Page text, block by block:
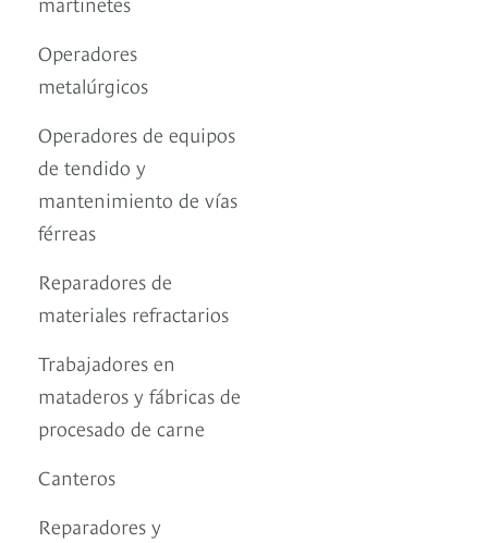
Operadores
metalúrgicos
Operadores de equipos
de tendido y
mantenimiento de vías
férreas
Reparadores de
materiales refractarios
Trabajadores en
mataderos y fábricas de
procesado de carne
Canteros
Reparadores y